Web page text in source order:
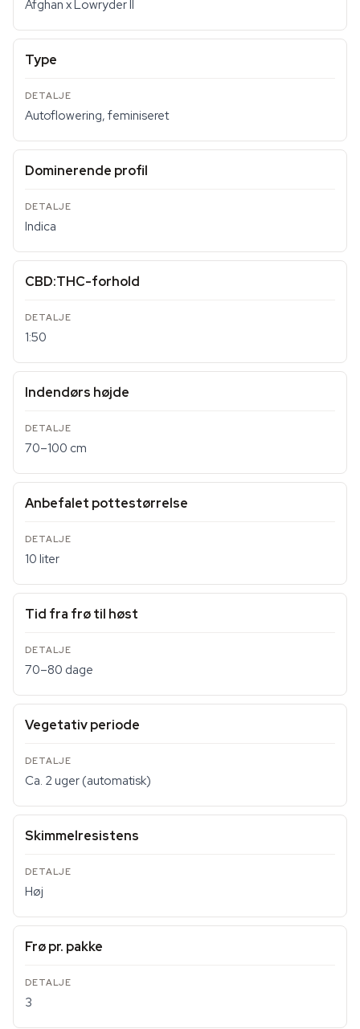
Afghan x Lowryder II
Type
Autoflowering, feminiseret
Dominerende profil
Indica
CBD:THC-forhold
1:50
Indendørs højde
70–100 cm
Anbefalet pottestørrelse
10 liter
Tid fra frø til høst
70–80 dage
Vegetativ periode
Ca. 2 uger (automatisk)
Skimmelresistens
Høj
Frø pr. pakke
3